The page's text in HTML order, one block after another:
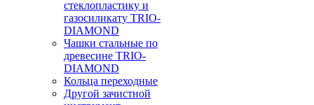
стеклопластику и
газосиликату TRIO-
DIAMOND
Чашки стальные по
древесине TRIO-
DIAMOND
Кольца переходные
Другой зачистной